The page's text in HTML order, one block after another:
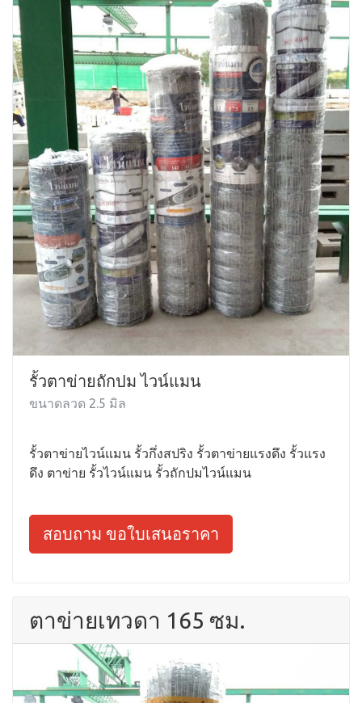
รั้วตาข่ายถักปม ไวน์แมน
ขนาดลวด 2.5 มิล
รั้วตาข่ายไวน์แมน รั้วกึ่งสปริง รั้วตาข่ายแรงดึง รั้วแรง
ดึง ตาข่าย รั้วไวน์แมน รั้วถักปมไวน์แมน
สอบถาม ขอใบเสนอราคา
ตาข่ายเทวดา 165 ซม.